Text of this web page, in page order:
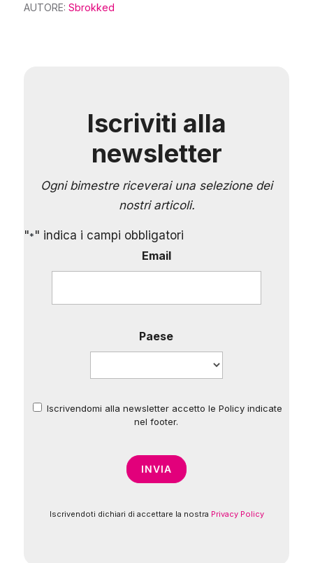
AUTORE: Sbrokked
Iscriviti alla
newsletter
Ogni bimestre riceverai una selezione dei
nostri articoli.
"*" indica i campi obbligatori
Email
Paese
*
Iscrivendomi alla newsletter accetto le Policy indicate
nel footer.
Iscrivendoti dichiari di accettare la nostra Privacy Policy